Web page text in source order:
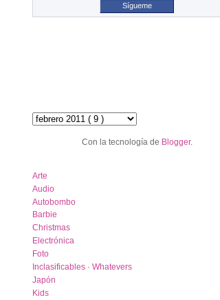
Sígueme
Con la tecnología de Blogger.
Arte
Audio
Autobombo
Barbie
Christmas
Electrónica
Foto
Inclasificables · Whatevers
Japón
Kids